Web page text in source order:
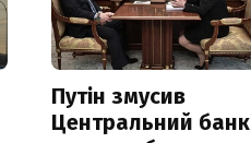
Путін змусив
Центральний банк